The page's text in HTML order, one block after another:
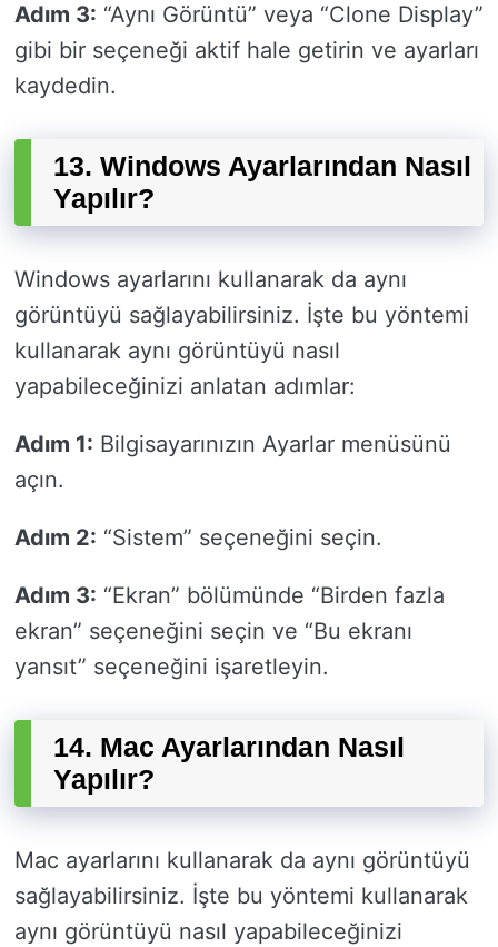
Adım 3: “Aynı Görüntü” veya “Clone Display”
gibi bir seçeneği aktif hale getirin ve ayarları
kaydedin.
13. Windows Ayarlarından Nasıl
Yapılır?
Windows ayarlarını kullanarak da aynı
görüntüyü sağlayabilirsiniz. İşte bu yöntemi
kullanarak aynı görüntüyü nasıl
yapabileceğinizi anlatan adımlar:
Adım 1: Bilgisayarınızın Ayarlar menüsünü
açın.
Adım 2: “Sistem” seçeneğini seçin.
Adım 3: “Ekran” bölümünde “Birden fazla
ekran” seçeneğini seçin ve “Bu ekranı
yansıt” seçeneğini işaretleyin.
14. Mac Ayarlarından Nasıl
Yapılır?
Mac ayarlarını kullanarak da aynı görüntüyü
sağlayabilirsiniz. İşte bu yöntemi kullanarak
aynı görüntüyü nasıl yapabileceğinizi